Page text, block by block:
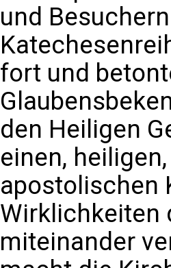
und
fort und
den Heiligen
einen,
apostolischen
Wirklichkeiten
miteinander